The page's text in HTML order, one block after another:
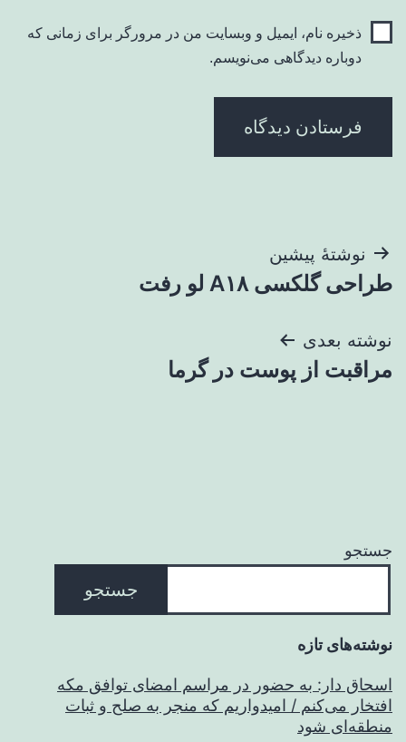
ذخیره نام، ایمیل و وبسایت من در مرورگر برای زمانی که
دوباره دیدگاهی می‌نویسم.
راهبری
نوشته
نوشتهٔ پیشین
طراحی گلکسی A۱۸ لو رفت
نوشته بعدی
مراقبت از پوست در گرما
جستجو
جستجو
نوشته‌های تازه
اسحاق‌ دار: به حضور در مراسم امضای توافق مکه
افتخار می‌کنم / امیدواریم که منجر به صلح و ثبات
منطقه‌ای شود